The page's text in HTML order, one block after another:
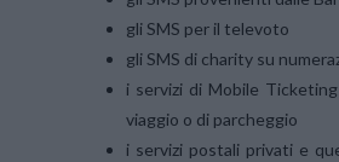
gli SMS per il televoto
gli SMS di charity su
i servizi di Mobile
viaggio o di parcheggio
i servizi postali privati e